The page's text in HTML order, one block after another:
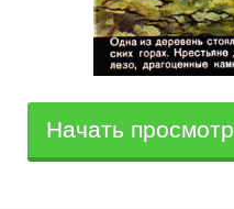
Начать просмотр